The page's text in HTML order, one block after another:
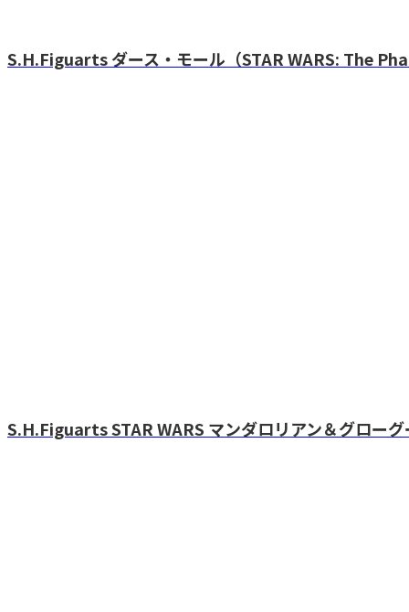
S.H.Figuarts ダース・モール（STAR WARS: The
S.H.Figuarts STAR WARS マンダロリアン＆グロー